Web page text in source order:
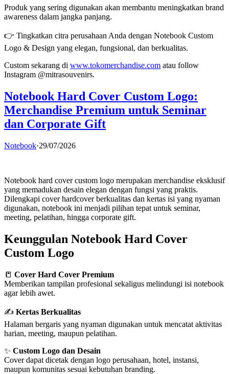
Produk yang sering digunakan akan membantu meningkatkan brand
awareness dalam jangka panjang.
👉 Tingkatkan citra perusahaan Anda dengan Notebook Custom
Logo & Design yang elegan, fungsional, dan berkualitas.
Custom sekarang di www.tokomerchandise.com atau follow
Instagram @mitrasouvenirs.
Notebook Hard Cover Custom Logo:
Merchandise Premium untuk Seminar
dan Corporate Gift
Notebook·29/07/2026
Notebook hard cover custom logo merupakan merchandise eksklusif
yang memadukan desain elegan dengan fungsi yang praktis.
Dilengkapi cover hardcover berkualitas dan kertas isi yang nyaman
digunakan, notebook ini menjadi pilihan tepat untuk seminar,
meeting, pelatihan, hingga corporate gift.
Keunggulan Notebook Hard Cover
Custom Logo
📒 Cover Hard Cover Premium
Memberikan tampilan profesional sekaligus melindungi isi notebook
agar lebih awet.
✍️ Kertas Berkualitas
Halaman bergaris yang nyaman digunakan untuk mencatat aktivitas
harian, meeting, maupun pelatihan.
✨ Custom Logo dan Desain
Cover dapat dicetak dengan logo perusahaan, hotel, instansi,
maupun komunitas sesuai kebutuhan branding.